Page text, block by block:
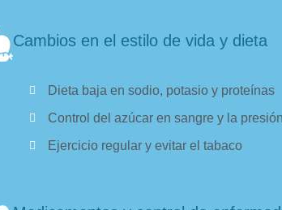
Cambios en el estilo de vida y dieta
Dieta baja en sodio, potasio y proteínas
Control del azúcar en sangre y la
Ejercicio regular y evitar el tabaco